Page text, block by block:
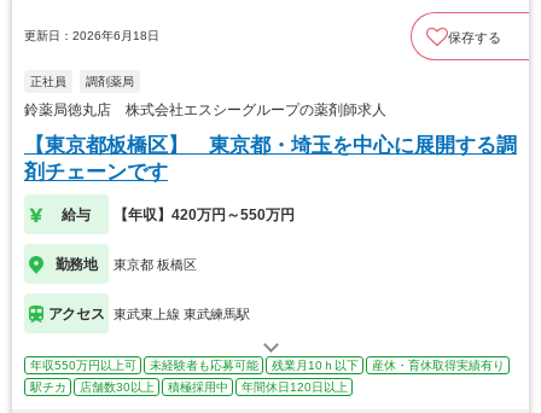
更新日：2026年6月18日 保存する
正社員 調剤薬局
鈴薬局徳丸店 株式会社エスシーグループの薬剤師求人
【東京都板橋区】 東京都・埼玉を中心に展開する調
剤チェーンです
給与 【年収】420万円～550万円
勤務地 東京都 板橋区
アクセス 東武東上線 東武練馬駅
年収550万円以上可 未経験者も応募可能 残業月10ｈ以下
産休・育休取得実績有り
駅チカ
店舗数30以上 積極採用中 年間休日120日以上